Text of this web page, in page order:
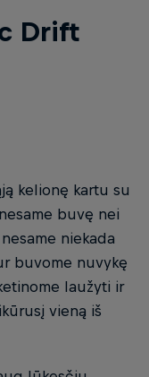
Drift
kelionę kartu su
buvę nei
niekada
buvome nuvykę
laužyti ir
vieną iš